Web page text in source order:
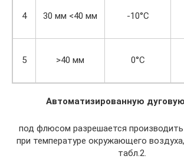
4 30 мм <40 мм -10°С
5 >40 мм 0°С
Автоматизированную
под флюсом разрешается производить
при температуре окружающего
табл.2.